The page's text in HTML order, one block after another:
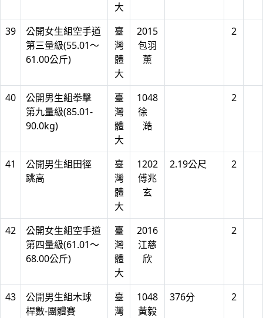
大
39
公開女生組空手道
第三量級(55.01～
61.00公斤)
臺
灣
體
大
2015
包羽
薰
2
40
公開男生組拳擊
第九量級(85.01-
90.0kg)
臺
灣
體
大
1048
徐
澔
2
41
公開男生組田徑
跳高
臺
灣
體
大
1202
傅兆
玄
2.19公尺 2
42
公開女生組空手道
第四量級(61.01～
68.00公斤)
臺
灣
體
大
2016
江慈
欣
2
43
公開男生組木球
桿數-團體賽
臺
灣
1048
黃毅
376分 2